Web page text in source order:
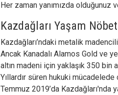
Her zaman yanımızda
Kazdağları Yaşam
Kazdağları’ndaki metalik
Ancak Kanadalı Alamos Gold ve
altın madeni için yaklaşık 350 bin
Yıllardır süren hukuki
Temmuz 2019’da Kazdağları'nda